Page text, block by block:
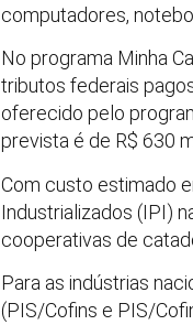
computadores,
No programa Minha
tributos federais
oferecido pelo
prevista é de R$ 630
Com custo estimado
Industrializados (IPI)
cooperativas de
Para as indústrias
(PIS/Cofins e PIS/